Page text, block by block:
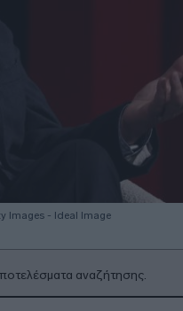
Images - Ideal Image
αναζήτησης.